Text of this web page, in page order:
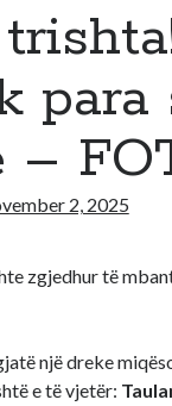
para
–
2, 2025
zgjedhur të
një dreke
e të vjetër: